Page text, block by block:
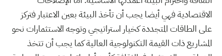
الاقتصادية فهي أيضا يجب أن تأخذ البيئة بعين الاعتبار فتركز
على الطاقات المتجددة كخيار استراتيجي وتوجه الاستثمارات نحو
المشاريع ذات القيمة التكنولوجية العالية كما يجب أن تتخذ